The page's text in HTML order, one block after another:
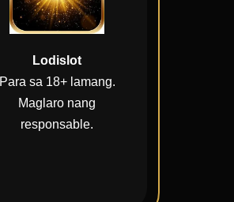
Lodislot
Para sa 18+ lamang.
Maglaro nang
responsable.